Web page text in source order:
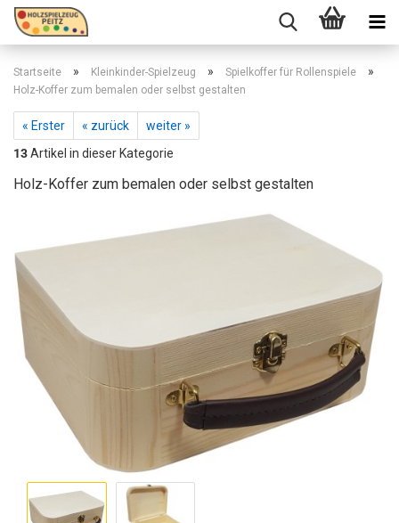
Startseite » Kleinkinder-Spielzeug » Spielkoffer für Rollenspiele »
Holz-Koffer zum bemalen oder selbst gestalten
« Erster « zurück
weiter »
13Artikel in dieser Kategorie
Holz-Koffer zum bemalen oder selbst gestalten